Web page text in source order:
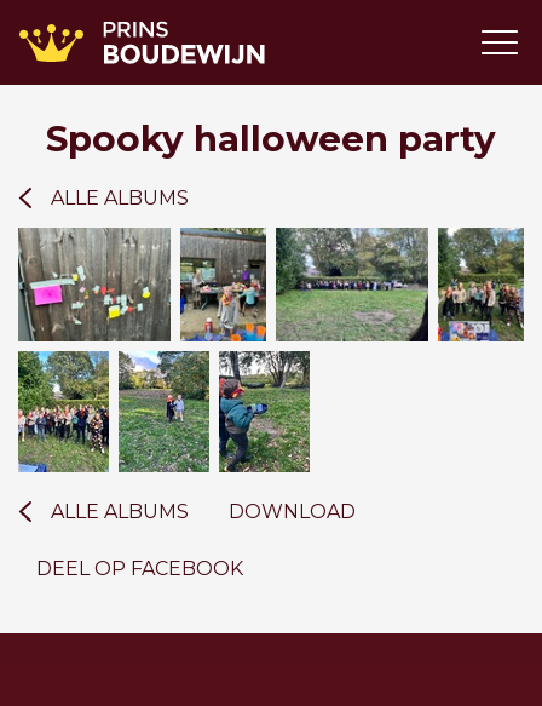
Spooky halloween party
ALLE ALBUMS
ALLE ALBUMS DOWNLOAD
DEEL OP FACEBOOK